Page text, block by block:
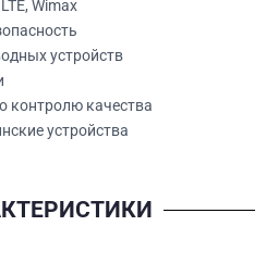
Wimax
устройств
контролю качества
устройства